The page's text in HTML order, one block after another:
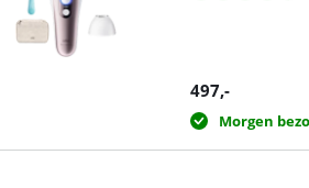
497,-
Morgen